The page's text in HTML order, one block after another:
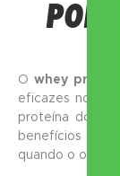
POR
O whey protein
eficazes no
proteína do
benefícios que
quando o